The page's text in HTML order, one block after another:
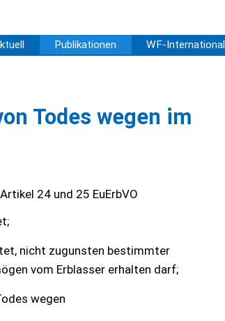
Publikationen WF-International
Todes wegen im
24 und 25 EuErbVO
nicht zugunsten bestimmter
vom Erblasser erhalten darf;
wegen